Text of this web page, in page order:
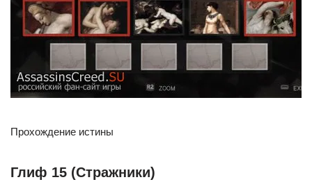
Прохождение истины
Глиф 15 (Стражники)